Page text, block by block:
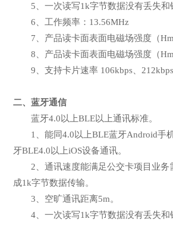
5、一次读写1k字节数据没有丢失和
6、工作频率：13.56MHz
7、产品读卡面表面电磁场强度（
8、产品读卡面表面电磁场强度（
9、支持卡片速率 106kbps、
二、蓝牙通信
蓝牙4.0以上BLE以上通讯标准。
1、能同4.0以上BLE蓝牙Android手
牙BLE4.0以上iOS设备通讯。
2、通讯速度能满足公交卡项目业务
成1k字节数据传输。
3、空旷通讯距离5m。
4、一次读写1k字节数据没有丢失和